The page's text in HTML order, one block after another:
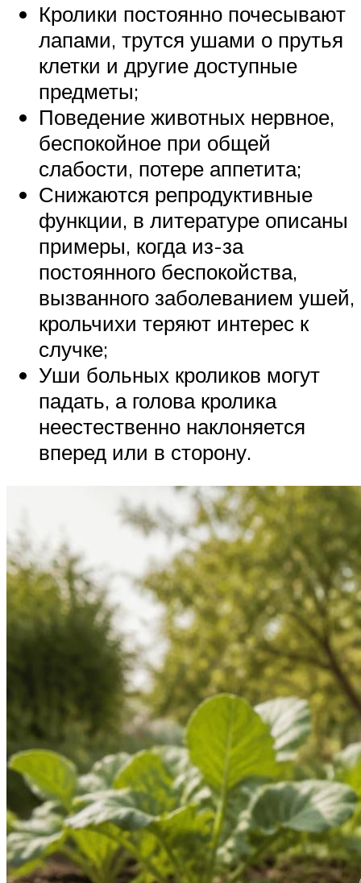
Кролики постоянно почесывают
лапами, трутся ушами о прутья
клетки и другие доступные
предметы;
Поведение животных нервное,
беспокойное при общей
слабости, потере аппетита;
Снижаются репродуктивные
функции, в литературе описаны
примеры, когда из-за
постоянного беспокойства,
вызванного заболеванием ушей,
крольчихи теряют интерес к
случке;
Уши больных кроликов могут
падать, а голова кролика
неестественно наклоняется
вперед или в сторону.